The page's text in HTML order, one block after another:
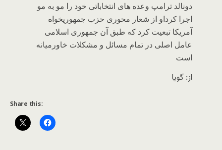
دونالد ترامپ وعده های انتخاباتی خود را مو به مو
اجرا کرداو از شعار محوری حزب جمهوریخواه
آمریکا تبعیت کرد که طبق آن جمهوری اسلامی
عامل اصلی در تمام مسائل و مشکلات خاورمیانه
است
از: گویا
Share this: